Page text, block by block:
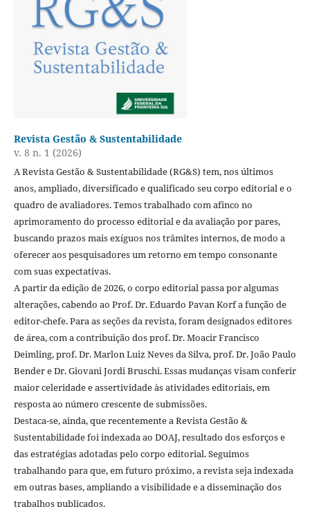
Revista Gestão & Sustentabilidade
v. 8 n. 1 (2026)
A Revista Gestão & Sustentabilidade (RG&S) tem, nos últimos
anos, ampliado, diversificado e qualificado seu corpo editorial e o
quadro de avaliadores. Temos trabalhado com afinco no
aprimoramento do processo editorial e da avaliação por pares,
buscando prazos mais exíguos nos trâmites internos, de modo a
oferecer aos pesquisadores um retorno em tempo consonante
com suas expectativas.
A partir da edição de 2026, o corpo editorial passa por algumas
alterações, cabendo ao Prof. Dr. Eduardo Pavan Korf a função de
editor-chefe. Para as seções da revista, foram designados editores
de área, com a contribuição dos prof. Dr. Moacir Francisco
Deimling, prof. Dr. Marlon Luiz Neves da Silva, prof. Dr. João Paulo
Bender e Dr. Giovani Jordi Bruschi. Essas mudanças visam conferir
maior celeridade e assertividade às atividades editoriais, em
resposta ao número crescente de submissões.
Destaca-se, ainda, que recentemente a Revista Gestão &
Sustentabilidade foi indexada ao DOAJ, resultado dos esforços e
das estratégias adotadas pelo corpo editorial. Seguimos
trabalhando para que, em futuro próximo, a revista seja indexada
em outras bases, ampliando a visibilidade e a disseminação dos
trabalhos publicados.